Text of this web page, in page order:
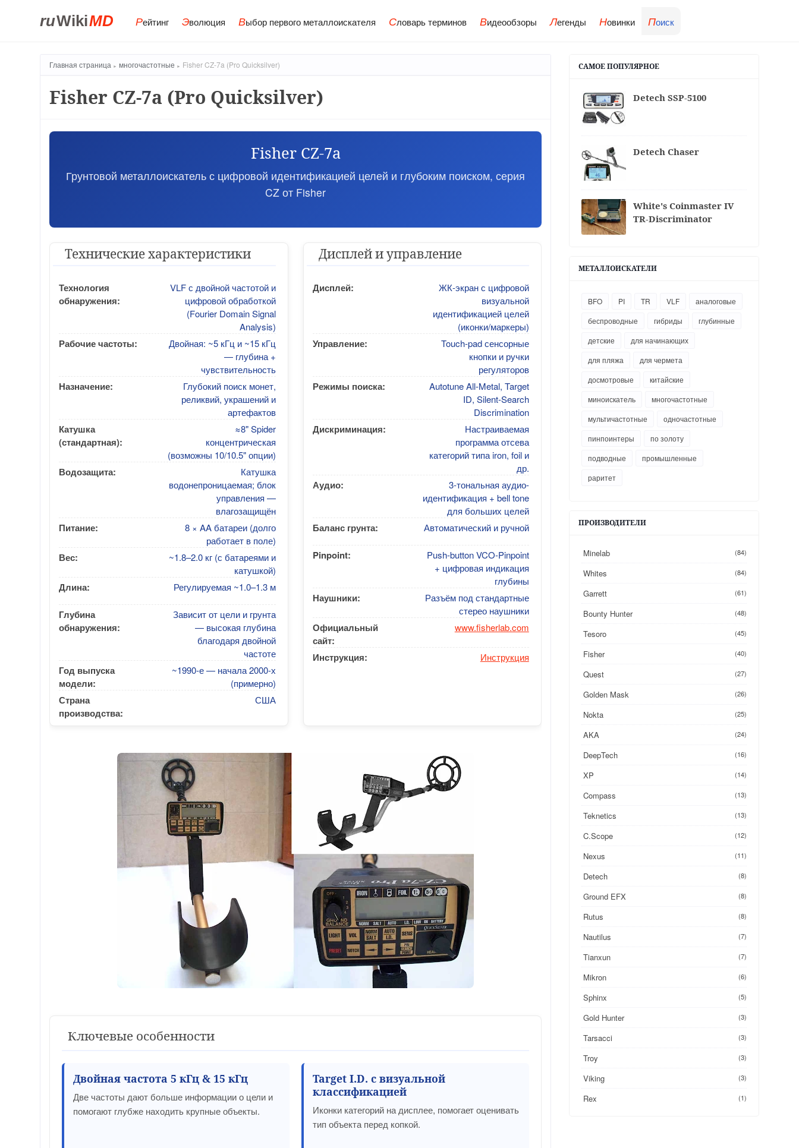
ruWikiMD Рейтинг Эволюция Выбор первого металлоискателя Словарь терминов Видеообзоры Легенды Новинки Поиск
Главная страница многочастотные Fisher CZ-7a (Pro Quicksilver)
Fisher CZ-7a (Pro Quicksilver)
Fisher CZ-7a
Грунтовой металлоискатель с цифровой идентификацией целей и глубоким поиском, серия
CZ от Fisher
Технические характеристики
Технология
обнаружения:
VLF с двойной частотой и
цифровой обработкой
(Fourier Domain Signal
Analysis)
Рабочие частоты:
Двойная: ~5 кГц и ~15 кГц
— глубина +
чувствительность
Назначение:
Глубокий поиск монет,
реликвий, украшений и
артефактов
Катушка
(стандартная):
≈8" Spider
концентрическая
(возможны 10/10.5" опции)
Водозащита:
Катушка
водонепроницаемая; блок
управления —
влагозащищён
Питание:
8 × AA батареи (долго
работает в поле)
Вес:
~1.8–2.0 кг (с батареями и
катушкой)
Длина: Регулируемая ~1.0–1.3 м
Глубина
обнаружения:
Зависит от цели и грунта
— высокая глубина
благодаря двойной
частоте
Год выпуска
модели:
~1990-е — начала 2000-х
(примерно)
Страна
производства:
США
Дисплей и управление
Дисплей:
ЖК-экран с цифровой
визуальной
идентификацией целей
(иконки/маркеры)
Управление:
Touch-pad сенсорные
кнопки и ручки
регуляторов
Режимы поиска:
Autotune All-Metal, Target
ID, Silent-Search
Discrimination
Дискриминация:
Настраиваемая
программа отсева
категорий типа iron, foil и
др.
Аудио:
3-тональная аудио-
идентификация + bell tone
для больших целей
Баланс грунта: Автоматический и ручной
Pinpoint:
Push-button VCO-Pinpoint
+ цифровая индикация
глубины
Наушники:
Разъём под стандартные
стерео наушники
Официальный
сайт:
www.fisherlab.com
Инструкция: Инструкция
Ключевые особенности
Двойная частота 5 кГц & 15 кГц
Две частоты дают больше информации о цели и
помогают глубже находить крупные объекты.
Target I.D. с визуальной
классификацией
Иконки категорий на дисплее, помогает оценивать
тип объекта перед копкой.
САМОЕ ПОПУЛЯРНОЕ
Detech SSP-5100
Detech Chaser
White's Coinmaster IV
TR-Discriminator
МЕТАЛЛОИСКАТЕЛИ
BFO PI TR VLF
аналоговые
беспроводные
гибриды
глубинные
детские
для начинающих
для пляжа
для чермета
досмотровые
китайские
миноискатель
многочастотные
мультичастотные
одночастотные
пинпоинтеры
по золоту
подводные
промышленные
раритет
ПРОИЗВОДИТЕЛИ
Minelab (84)
Whites (84)
Garrett (61)
Bounty Hunter (48)
Tesoro (45)
Fisher (40)
Quest (27)
Golden Mask (26)
Nokta (25)
AKA (24)
DeepTech (16)
XP (14)
Compass (13)
Teknetics (13)
C.Scope (12)
Nexus (11)
Detech (8)
Ground EFX (8)
Rutus (8)
Nautilus (7)
Tianxun (7)
Mikron (6)
Sphinx (5)
Gold Hunter (3)
Tarsacci (3)
Troy (3)
Viking (3)
Rex (1)